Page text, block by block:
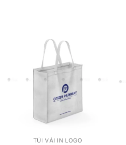
TÚI VẢI IN LOGO